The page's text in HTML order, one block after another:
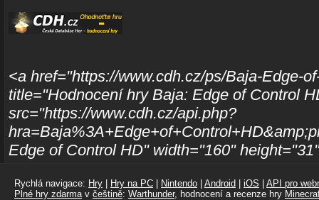
<a href="https://www.cdh.cz/ps/Baja-Edge-
title="Hodnocení hry Baja: Edge of Control
src="https://www.cdh.cz/api.php?
Edge of Control HD" width="160"
Rychlá navigace: Hry Hry na PC Nintendo Android iOS
API pro
Plné hry zdarma v češtině: Warthunder, hodnocení a recenze hry